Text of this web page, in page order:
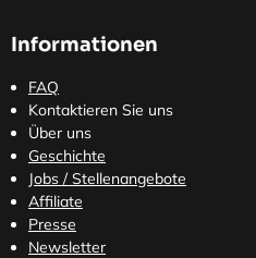
Informationen
FAQ
Kontaktieren Sie uns
Über uns
Geschichte
Jobs / Stellenangebote
Affiliate
Presse
Newsletter